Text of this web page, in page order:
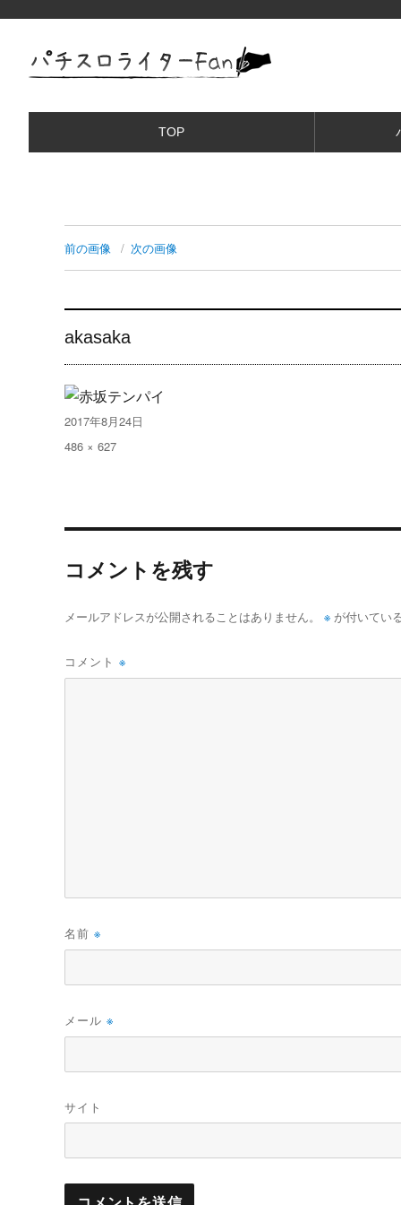
前の画像 次の画像
akasaka
投
2017年8月24日
フ
486 × 627
コメントを残す
メールアドレスが公開されることはありません。 ※ が付いてい
コメント ※
名前 ※
メール ※
サイト
TOP